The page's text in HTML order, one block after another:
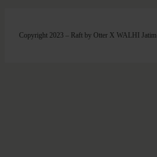
Copyright 2023 – Raft by Otter X WALHI Jatim